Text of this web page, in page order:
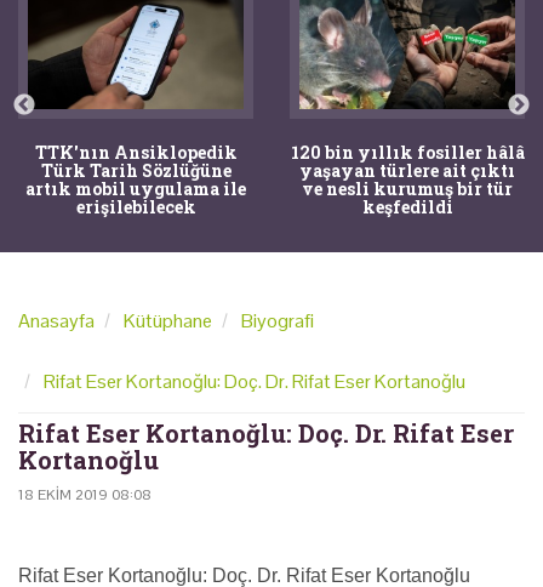
TTK'nın Ansiklopedik
Türk Tarih Sözlüğüne
artık mobil uygulama ile
erişilebilecek
120 bin yıllık fosiller hâlâ
yaşayan türlere ait çıktı
ve nesli kurumuş bir tür
keşfedildi
Anasayfa Kütüphane Biyografi
Rifat Eser Kortanoğlu: Doç. Dr. Rifat Eser Kortanoğlu
Rifat Eser Kortanoğlu: Doç. Dr. Rifat Eser
Kortanoğlu
18 EKIM 2019 08:08
Rifat Eser Kortanoğlu: Doç. Dr. Rifat Eser Kortanoğlu